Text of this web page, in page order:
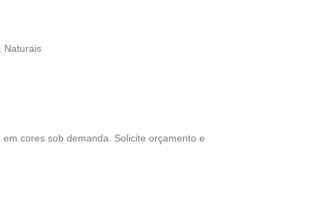
Naturais
cores sob demanda. Solicite orçamento e